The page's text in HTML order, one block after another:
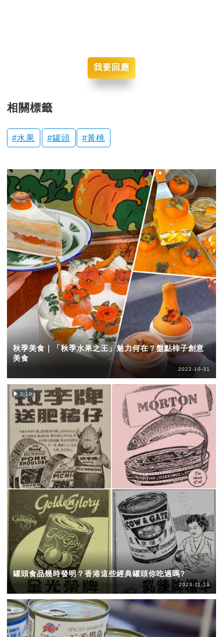
我要回應
相關標籤
水果 罐頭 黃桃
秋季美食｜「秋季水果之王」魅力何在？盤點柿子創意
美食
2022-10-31
2:10
罐頭食品幾時發明？香港這些經典罐頭你吃過嗎?
2023-11-19